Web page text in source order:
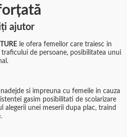
ajutor
le ofera femeilor care traiesc in
de persoane, posibilitatea unui
si impreuna cu femeile in cauza
gasim posibilitati de scolarizare
alegerii unei meserii dupa plac, traind